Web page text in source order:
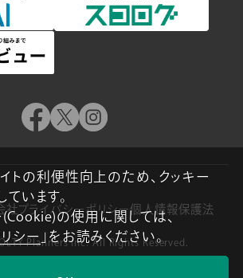
社プライバシーポリシー個人情報保護法
Planners Inc. All Rights Reserved.
トの利便性向上のため、クッキー
います。
(Cookie)の使用に関しては、
シー 」をお読みください。